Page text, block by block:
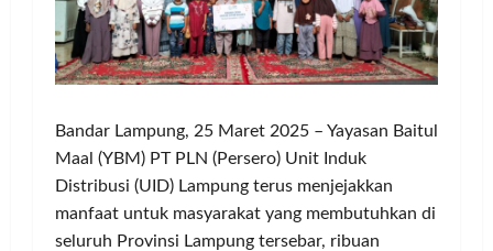
Bandar Lampung, 25 Maret 2025 – Yayasan Baitul
Maal (YBM) PT PLN (Persero) Unit Induk
Distribusi (UID) Lampung terus menjejakkan
manfaat untuk masyarakat yang membutuhkan di
seluruh Provinsi Lampung tersebar, ribuan